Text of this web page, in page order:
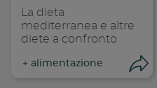
La dieta
mediterranea e altre
diete a confronto
+ alimentazione